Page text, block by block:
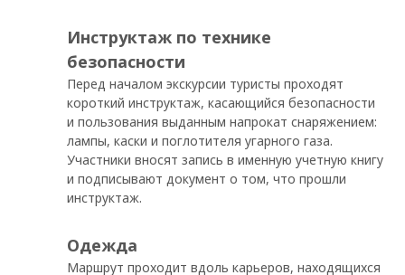
Инструктаж по технике
безопасности
Перед началом экскурсии туристы проходят
короткий инструктаж, касающийся безопасности
и пользования выданным напрокат снаряжением:
лампы, каски и поглотителя угарного газа.
Участники вносят запись в именную учетную книгу
и подписывают документ о том, что прошли
инструктаж.
Одежда
Маршрут проходит вдоль карьеров, находящихся